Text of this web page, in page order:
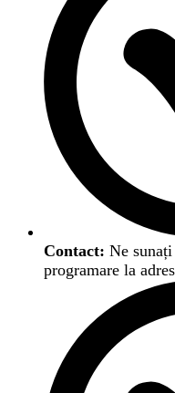
Contact: Ne
programare la